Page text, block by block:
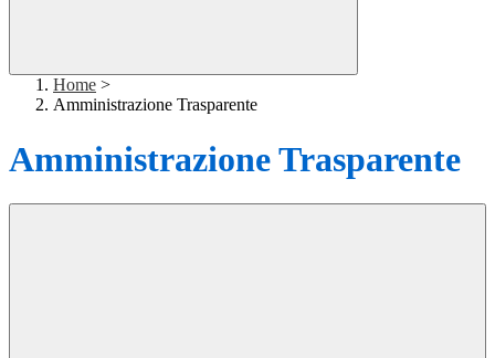
Home >
Amministrazione Trasparente
Amministrazione Trasparente